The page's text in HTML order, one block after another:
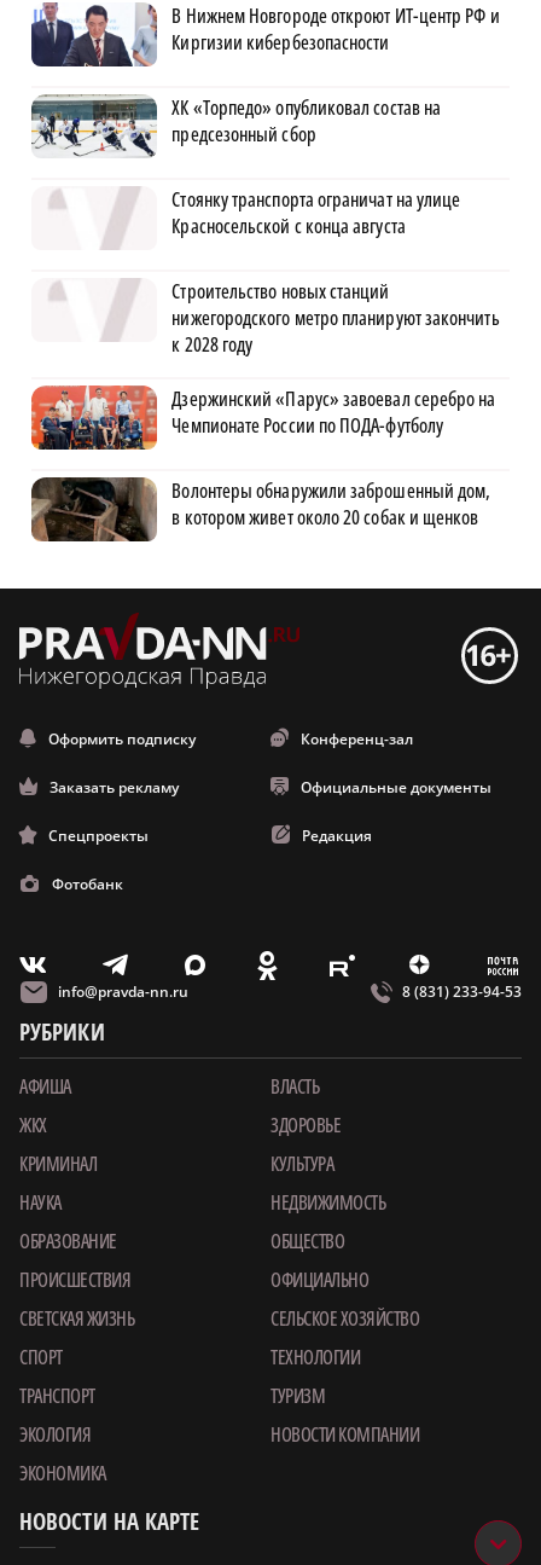
В Нижнем Новгороде откроют ИТ-центр РФ и
Киргизии кибербезопасности
ХК «Торпедо» опубликовал состав на
предсезонный сбор
Стоянку транспорта ограничат на улице
Красносельской с конца августа
Строительство новых станций
нижегородского метро планируют закончить
к 2028 году
Дзержинский «Парус» завоевал серебро на
Чемпионате России по ПОДА-футболу
Волонтеры обнаружили заброшенный дом,
в котором живет около 20 собак и щенков
Оформить подписку Конференц-зал
Заказать рекламу Официальные документы
Спецпроекты Редакция
Фотобанк
V T X O E Z m
info@pravda-nn.ru 8 (831) 233-94-53
РУБРИКИ
АФИША
ВЛАСТЬ
ЖКХ
ЗДОРОВЬЕ
КРИМИНАЛ
КУЛЬТУРА
НАУКА
НЕДВИЖИМОСТЬ
ОБРАЗОВАНИЕ
ОБЩЕСТВО
ПРОИСШЕСТВИЯ
ОФИЦИАЛЬНО
СВЕТСКАЯ ЖИЗНЬ
СЕЛЬСКОЕ ХОЗЯЙСТВО
СПОРТ
ТЕХНОЛОГИИ
ТРАНСПОРТ
ТУРИЗМ
ЭКОЛОГИЯ
НОВОСТИ КОМПАНИИ
ЭКОНОМИКА
НОВОСТИ НА КАРТЕ